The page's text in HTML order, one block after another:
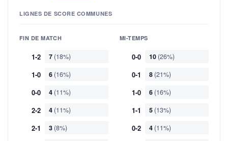
LIGNES DE SCORE COMMUNES
FIN DE MATCH
1-2 7 (18%)
1-0 6 (16%)
0-0 4 (11%)
2-2 4 (11%)
2-1 3 (8%)
MI-TEMPS
0-0 10 (26%)
0-1 8 (21%)
1-0 6 (16%)
1-1 5 (13%)
0-2 4 (11%)